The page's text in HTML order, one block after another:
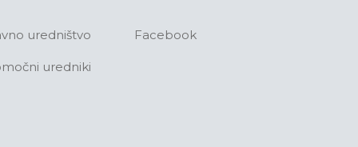
uredništvo
uredniki
Facebook